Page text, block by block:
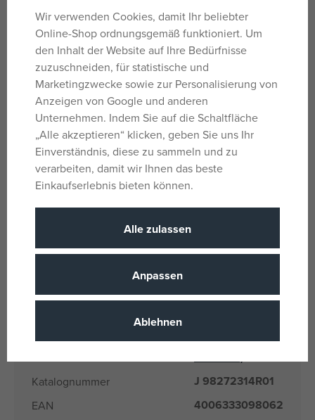
Parameter
Geschlecht Für Jungs
Farbe Schwarz, Rot
Lizenz Marvel
Material Metall
Alter von 14 Jahre
EANs 4006333098062
Jada(alle
Katalognummer J 98272314R01
EAN 4006333098062
Wir verwenden Cookies, damit Ihr beliebter
Online-Shop ordnungsgemäß funktioniert. Um
den Inhalt der Website auf Ihre Bedürfnisse
zuzuschneiden, für statistische und
Marketingzwecke sowie zur Personalisierung von
Anzeigen von Google und anderen
Unternehmen. Indem Sie auf die Schaltfläche
„Alle akzeptieren“ klicken, geben Sie uns Ihr
Einverständnis, diese zu sammeln und zu
verarbeiten, damit wir Ihnen das beste
Einkaufserlebnis bieten können.
Alle zulassen
Anpassen
Ablehnen